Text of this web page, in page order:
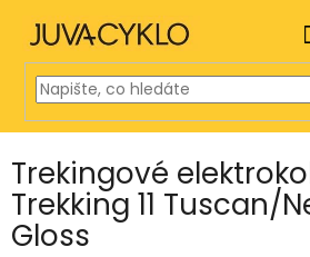
obsah
Trekingové
Trekking 11 Tuscan/
Gloss